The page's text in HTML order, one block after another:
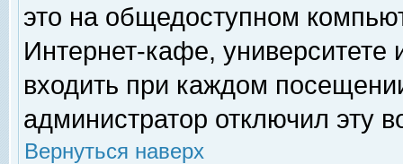
это на общедоступном
Интернет-кафе, университете
входить при каждом
администратор отключил эту
Вернуться наверх